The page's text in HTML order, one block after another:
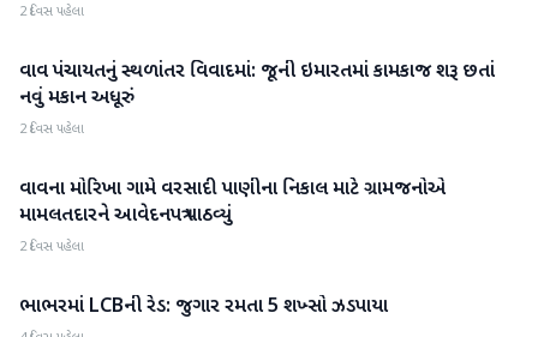
2 દિવસ પહેલા
વાવ-થરાદ
વાવ પંચાયતનું સ્થળાંતર વિવાદમાં: જૂની ઇમારતમાં કામકાજ શરૂ છતાં
નવું મકાન અધૂરું
2 દિવસ પહેલા
વાવ-થરાદ
વાવના મોરિખા ગામે વરસાદી પાણીના નિકાલ માટે ગ્રામજનોએ
મામલતદારને આવેદનપત્ર પાઠવ્યું
2 દિવસ પહેલા
વાવ-થરાદ
ભાભરમાં LCBની રેડ: જુગાર રમતા 5 શખ્સો ઝડપાયા